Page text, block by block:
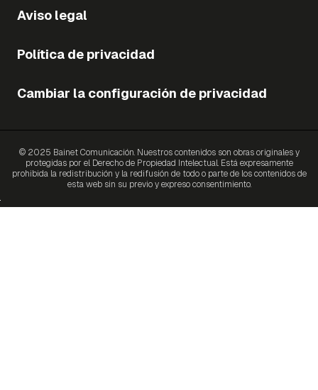
Aviso legal
Política de privacidad
Cambiar la configuración de privacidad
© 2025 Bainet Comunicación. Nuestros contenidos son obras originales y
protegidas por el Derecho de Propiedad Intelectual. Está expresamente
prohibida la redistribución y la redifusión de todo o parte de los contenidos de
esta web sin su previo y expreso consentimiento.